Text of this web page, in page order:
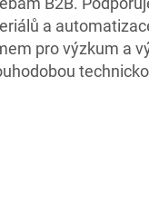
a
pro výzkum a